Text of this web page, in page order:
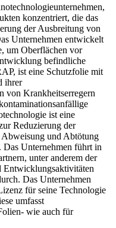
konzentriert, die das
der Ausbreitung von
Unternehmen entwickelt
um Oberflächen vor
befindliche
ist eine Schutzfolie mit
ihrer
von Krankheitserregern
ist eine
Reduzierung der
und Abtötung
Unternehmen führt in
unter anderem der
Entwicklungsaktivitäten
Das Unternehmen
für seine Technologie
umfasst
wie auch für